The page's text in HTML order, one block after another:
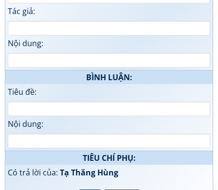
Tác giả:
Nội dung:
BÌNH LUẬN:
Tiêu đề:
Nội dung:
TIÊU CHÍ PHỤ:
Có trả lời của: Tạ Thăng Hùng